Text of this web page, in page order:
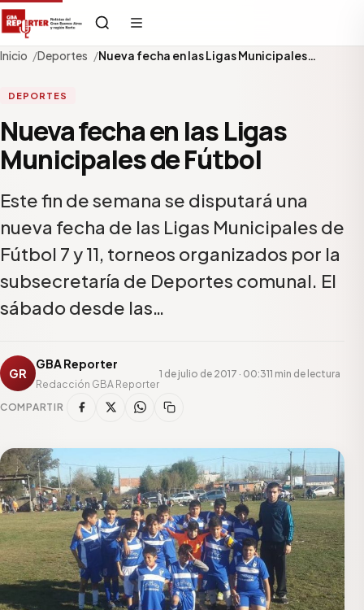
Inicio Deportes Nueva fecha en las Ligas Municipales…
DEPORTES
Nueva fecha en las Ligas
Municipales de Fútbol
Este fin de semana se disputará una
nueva fecha de las Ligas Municipales de
Fútbol 7 y 11, torneos organizados por la
subsecretaría de Deportes comunal. El
sábado desde las…
GR
GBA Reporter
Redacción GBA Reporter
1 de julio de 2017 · 00:311 min de lectura
COMPARTIR